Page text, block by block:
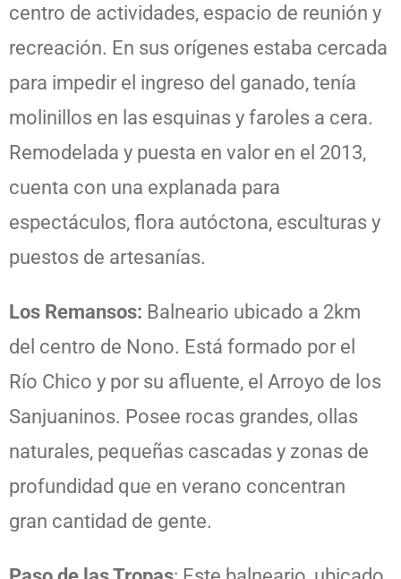
centro de actividades, espacio de reunión y
recreación. En sus orígenes estaba cercada
para impedir el ingreso del ganado, tenía
molinillos en las esquinas y faroles a cera.
Remodelada y puesta en valor en el 2013,
cuenta con una explanada para
espectáculos, flora autóctona, esculturas y
puestos de artesanías.
Los Remansos: Balneario ubicado a 2km
del centro de Nono. Está formado por el
Río Chico y por su afluente, el Arroyo de los
Sanjuaninos. Posee rocas grandes, ollas
naturales, pequeñas cascadas y zonas de
profundidad que en verano concentran
gran cantidad de gente.